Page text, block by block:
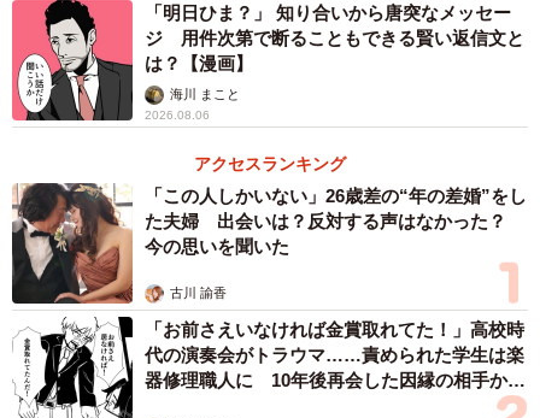
「明日ひま？」 知り合いから唐突なメッセー
ジ 用件次第で断ることもできる賢い返信文と
は？【漫画】
海川 まこと
2026.08.06
アクセスランキング
「この人しかいない」26歳差の“年の差婚”をし
た夫婦 出会いは？反対する声はなかった？
今の思いを聞いた
古川 諭香
「お前さえいなければ金賞取れてた！」高校時
代の演奏会がトラウマ……責められた学生は楽
器修理職人に 10年後再会した因縁の相手から